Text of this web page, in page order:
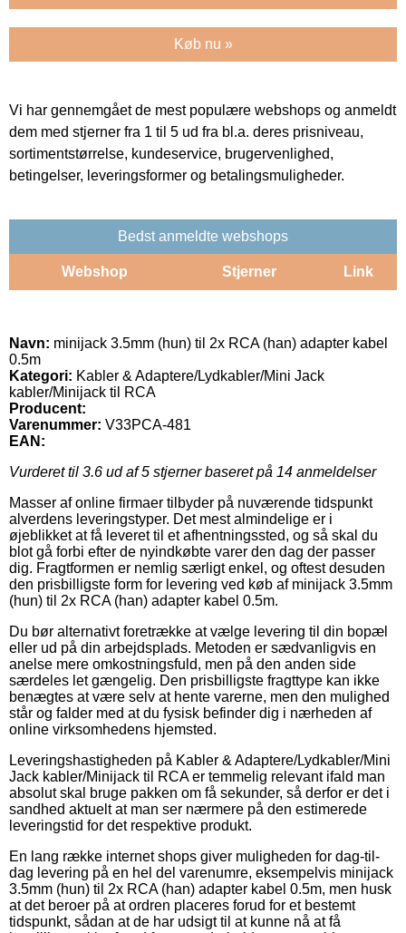
Køb nu »
Vi har gennemgået de mest populære webshops og anmeldt
dem med stjerner fra 1 til 5 ud fra bl.a. deres prisniveau,
sortimentstørrelse, kundeservice, brugervenlighed,
betingelser, leveringsformer og betalingsmuligheder.
Bedst anmeldte webshops
Webshop Stjerner Link
Navn: minijack 3.5mm (hun) til 2x RCA (han) adapter kabel
0.5m
Kategori: Kabler & Adaptere/Lydkabler/Mini Jack
kabler/Minijack til RCA
Producent:
Varenummer: V33PCA-481
EAN:
Vurderet til 3.6 ud af 5 stjerner baseret på 14 anmeldelser
Masser af online firmaer tilbyder på nuværende tidspunkt
alverdens leveringstyper. Det mest almindelige er i
øjeblikket at få leveret til et afhentningssted, og så skal du
blot gå forbi efter de nyindkøbte varer den dag der passer
dig. Fragtformen er nemlig særligt enkel, og oftest desuden
den prisbilligste form for levering ved køb af minijack 3.5mm
(hun) til 2x RCA (han) adapter kabel 0.5m.
Du bør alternativt foretrække at vælge levering til din bopæl
eller ud på din arbejdsplads. Metoden er sædvanligvis en
anelse mere omkostningsfuld, men på den anden side
særdeles let gængelig. Den prisbilligste fragttype kan ikke
benægtes at være selv at hente varerne, men den mulighed
står og falder med at du fysisk befinder dig i nærheden af
online virksomhedens hjemsted.
Leveringshastigheden på Kabler & Adaptere/Lydkabler/Mini
Jack kabler/Minijack til RCA er temmelig relevant ifald man
absolut skal bruge pakken om få sekunder, så derfor er det i
sandhed aktuelt at man ser nærmere på den estimerede
leveringstid for det respektive produkt.
En lang række internet shops giver muligheden for dag-til-
dag levering på en hel del varenumre, eksempelvis minijack
3.5mm (hun) til 2x RCA (han) adapter kabel 0.5m, men husk
at det beroer på at ordren placeres forud for et bestemt
tidspunkt, sådan at de har udsigt til at kunne nå at få